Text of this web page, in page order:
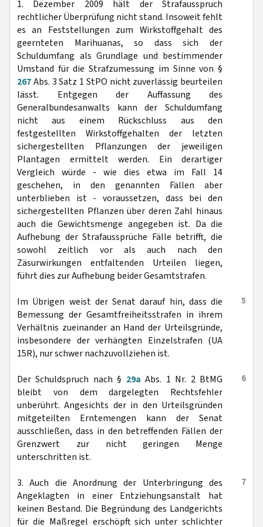
1. Dezember 2009 hält der Strafausspruch
rechtlicher Überprüfung nicht stand. Insoweit fehlt
es an Feststellungen zum Wirkstoffgehalt des
geernteten Marihuanas, so dass sich der
Schuldumfang als Grundlage und bestimmender
Umstand für die Strafzumessung im Sinne von §
267Abs. 3 Satz 1 StPO nicht zuverlässig beurteilen
lässt. Entgegen der Auffassung des
Generalbundesanwalts kann der Schuldumfang
nicht aus einem Rückschluss aus den
festgestellten Wirkstoffgehalten der letzten
sichergestellten Pflanzungen der jeweiligen
Plantagen ermittelt werden. Ein derartiger
Vergleich würde - wie dies etwa im Fall 14
geschehen, in den genannten Fällen aber
unterblieben ist - voraussetzen, dass bei den
sichergestellten Pflanzen über deren Zahl hinaus
auch die Gewichtsmenge angegeben ist. Da die
Aufhebung der Strafaussprüche Fälle betrifft, die
sowohl zeitlich vor als auch nach den
Zäsurwirkungen entfaltenden Urteilen liegen,
führt dies zur Aufhebung beider Gesamtstrafen.
5
Im Übrigen weist der Senat darauf hin, dass die
Bemessung der Gesamtfreiheitsstrafen in ihrem
Verhältnis zueinander an Hand der Urteilsgründe,
insbesondere der verhängten Einzelstrafen (UA
15R), nur schwer nachzuvollziehen ist.
6
Der Schuldspruch nach § 29a Abs. 1 Nr. 2 BtMG
bleibt von dem dargelegten Rechtsfehler
unberührt. Angesichts der in den Urteilsgründen
mitgeteilten Erntemengen kann der Senat
ausschließen, dass in den betreffenden Fällen der
Grenzwert zur nicht geringen Menge
unterschritten ist.
7
3. Auch die Anordnung der Unterbringung des
Angeklagten in einer Entziehungsanstalt hat
keinen Bestand. Die Begründung des Landgerichts
für die Maßregel erschöpft sich unter schlichter